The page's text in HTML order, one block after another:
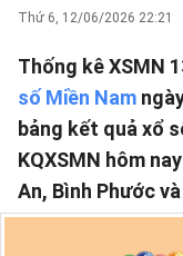
Thứ 6, 12/06/2026 22:21
Thống kê XSMN
số Miền Nam
bảng kết quả xổ
KQXSMN hôm
An, Bình Phước